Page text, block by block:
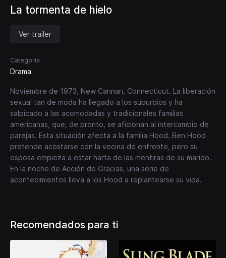
La tormenta de hielo
Ver trailer
Categoría
Drama
Noviembre de 1973, New Cannan, Connecticut. La liberación
sexual tan de moda ha llegado a los suburbios y ha
salpicado a las acomodadas y tradicionales familias
americanas, que, de pronto, se aficionan al intercambio de
parejas. Esta situación afecta a la familia Hood. Ben Hood
pretende acostarse con la vecina de enfrente, pero su
esposa empieza a estar harta de las mentiras de su marido.
En la noche de Acción de Gracias, una serie de
acontecimientos lleva a los Hood a replantearse su vida.
Recomendados para ti